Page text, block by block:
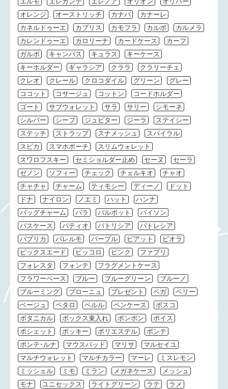
オレンジ
オーストリッチ カナパ
カナーレ
カネルドゥーエ
カプリス カモフラ カルボ
カルメラ
カレンドゥーエ
カロリーナ カードケース
カーフ
ガルボ
キャンバス キュラス
キーケース
キーホルダー
ギャラシア クララ
クラリーチェ
クレオ
クレール クロコダイル グリーン
グレー
ココット
コサージュ コットン
コードホルダー
ゴート
サブウォレット サラ サリー
シモーネ
シルバー
シープ ジュピター ジーラ
ステイシー
ステッチ
ストラップ スナメッシュ
スパイラル
スピカ
スマホポーチ
スリムウォレット
スワロフスキー
セミショルダー止め セーヌ
セーラ
ゼノン
ソフィー チェック チェルキオ
チャオ
チャチャ
チャーム ティモシー ディーノ
ドット
ドナ
ナイロン ノエミ ハット
ハンナ
バッグチャーム
バラ バルボット
パイソン
パスケース
パティオ パトリシア
パトレシア
パプリカ
パレルモ パープル ピアット
ピオラ
ピックスエード
ピッコロ ピンク
ファブリ
フォレスタ
フォンテ
フラグメントケース
フラワーベース
ブルー ブルーグリーン
ブルーノ
ブルーミング
ブローニュ プレゼント ベガ
ベリー
ベージュ
ペタロ ペルル ペンケース
ボスコ
ボタニカル
ボックス束入れ ボンボン
ポイス
ポシェット
ポッキー ポリエステル
ポンテ
ポンテ･ルナ
マウスパッド マリサ
マルセイユ
マルチウォレット
マルチカラー マーレ
ミスレモン
ミッシェル
ミモ ミラン メガネケース
メッシュ
モナ
ユニセックス ライトグリーン ラテ
ラメ